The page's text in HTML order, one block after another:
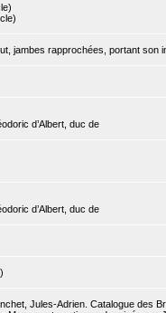
jambes rapprochées, portant
d’Albert, duc de
d’Albert, duc de
Jules-Adrien. Catalogue des